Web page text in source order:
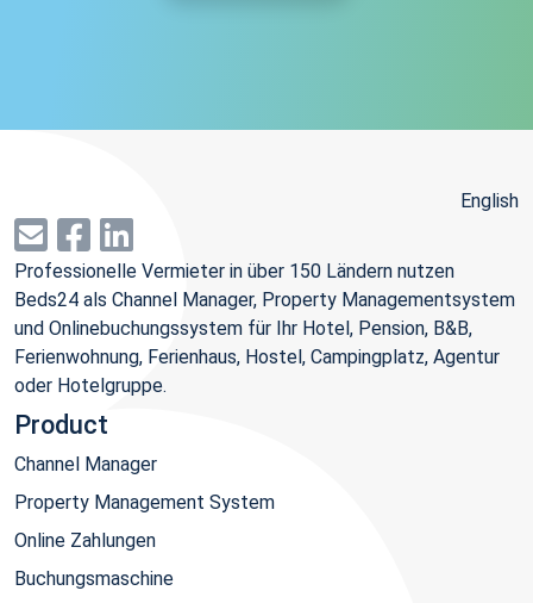
English
Professionelle Vermieter in über 150 Ländern nutzen
Beds24 als Channel Manager, Property Managementsystem
und Onlinebuchungssystem für Ihr Hotel, Pension, B&B,
Ferienwohnung, Ferienhaus, Hostel, Campingplatz, Agentur
oder Hotelgruppe.
Product
Channel Manager
Property Management System
Online Zahlungen
Buchungsmaschine